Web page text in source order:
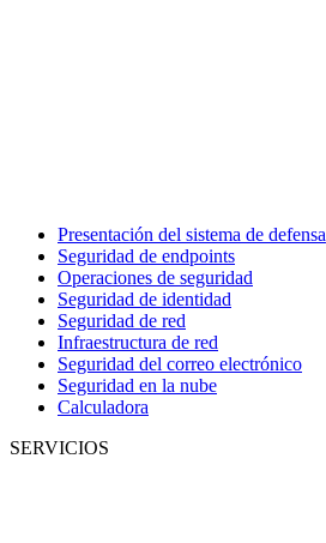
Presentación del sistema de defensa
Seguridad de endpoints
Operaciones de seguridad
Seguridad de identidad
Seguridad de red
Infraestructura de red
Seguridad del correo electrónico
Seguridad en la nube
Calculadora
SERVICIOS